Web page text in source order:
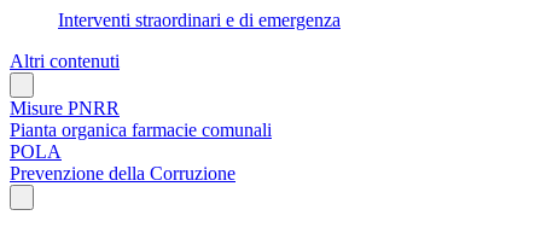
Interventi straordinari e di emergenza
Altri contenuti
Misure PNRR
Pianta organica farmacie comunali
POLA
Prevenzione della Corruzione